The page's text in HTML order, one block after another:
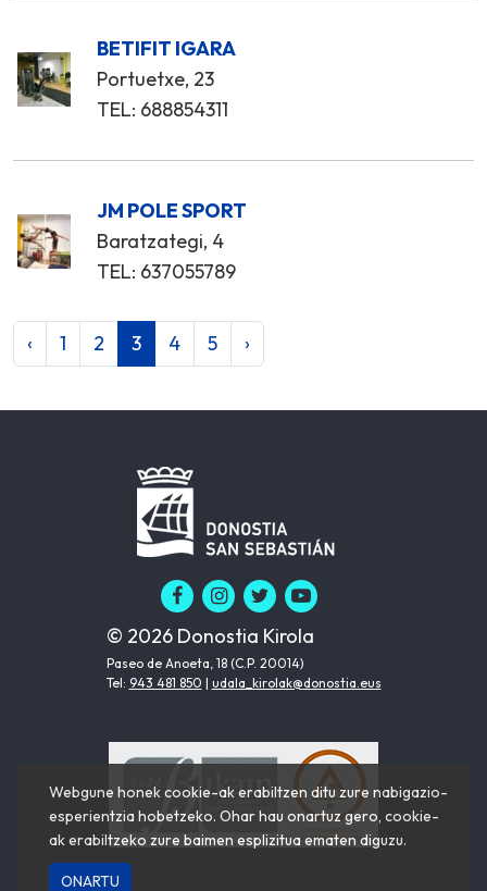
BETIFIT IGARA
Portuetxe, 23
TEL: 688854311
JM POLE SPORT
Baratzategi, 4
TEL: 637055789
‹ 1 2 3 4 5 ›
© 2026 Donostia Kirola
Paseo de Anoeta, 18 (C.P. 20014)
Tel: 943 481 850 | udala_kirolak@donostia.eus
Webgune honek cookie-ak erabiltzen ditu zure nabigazio-
esperientzia hobetzeko. Ohar hau onartuz gero, cookie-
ak erabiltzeko zure baimen esplizitua ematen diguzu.
ONARTU